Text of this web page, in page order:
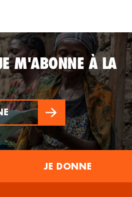
M'ABONNE À LA
JE DONNE